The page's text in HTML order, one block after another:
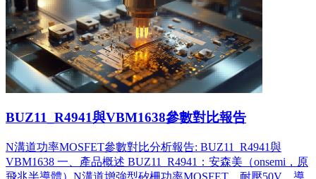
BUZ11_R4941與VBM1638參數對比報告
N溝道功率MOSFET參數對比分析報告: BUZ11_R4941與
VBM1638 一、產品概述 BUZ11_R4941：安森美（onsemi，原